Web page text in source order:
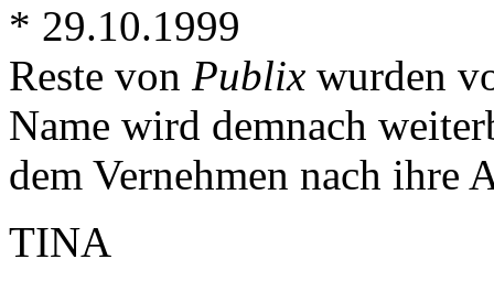
* 29.10.1999
Reste von Publix wurden
Name wird demnach
dem Vernehmen nach ihre
TINA